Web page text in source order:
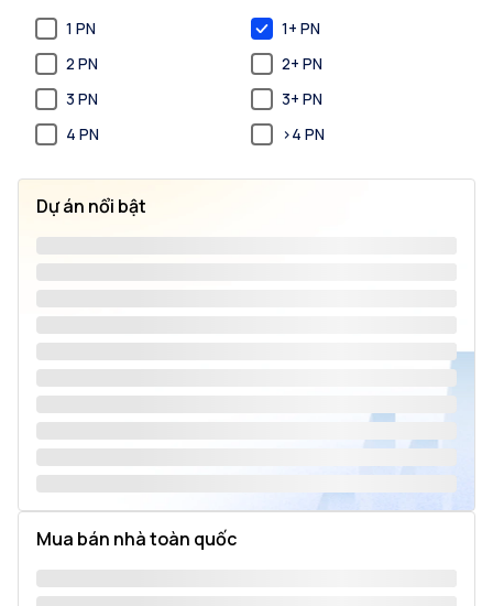
1 PN
1+ PN
2 PN
2+ PN
3 PN
3+ PN
4 PN
>4 PN
Dự án nổi bật
Mua bán nhà toàn quốc